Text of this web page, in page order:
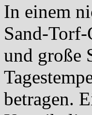
In einem
Sand-
und große
betragen.